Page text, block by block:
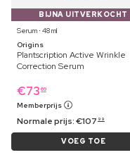
BIJNA UITVERKOCHT
Serum ⋅ 48 ml
Origins
Plantscription Active Wrinkle
Correction Serum
€73 69
Memberprijs
Normale prijs:€107 99
VOEG TOE